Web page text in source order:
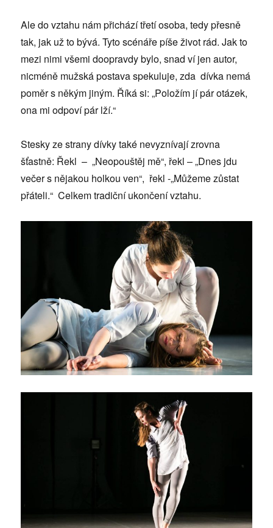
Ale do vztahu nám přichází třetí osoba, tedy přesně
tak, jak už to bývá. Tyto scénáře píše život rád. Jak to
mezi nimi všemi doopravdy bylo, snad ví jen autor,
nicméně mužská postava spekuluje, zda dívka nemá
poměr s někým jiným. Říká si: „Položím jí pár otázek,
ona mi odpoví pár lží.“
Stesky ze strany dívky také nevyznívají zrovna
šťastně: Řekl – „Neopouštěj mě“, řekl – „Dnes jdu
večer s nějakou holkou ven“, řekl -„Můžeme zůstat
přáteli.“ Celkem tradiční ukončení vztahu.